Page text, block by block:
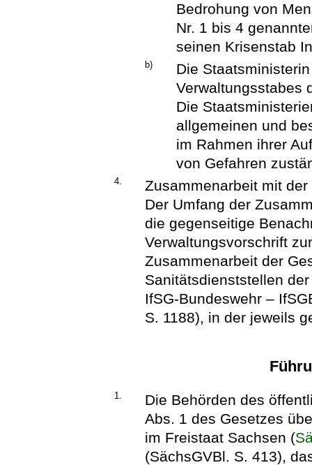
Bedrohung von
Nr. 1 bis 4
seinen Krisenstab
b)
Die
Verwaltungsstabes
Die
allgemeinen und
im Rahmen ihrer
von Gefahren
4.
Zusammenarbeit mit
Der Umfang der
die gegenseitige
Verwaltungsvorschrift
Zusammenarbeit der
Sanitätsdienststellen
IfSG-Bundeswehr –
S. 1188), in der jeweils
1.
Die Behörden des
Abs. 1 des Gesetzes
im Freistaat Sachsen (
(SächsGVBl. S. 413),